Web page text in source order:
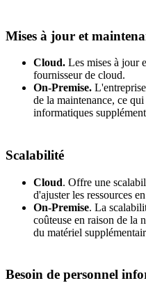
Mises à jour et
Cloud. Les mises à jour
fournisseur de cloud.
On-Premise.
de la maintenance, ce
informatiques
Scalabilité
Cloud. Offre une
d'ajuster les ressources
On-Premise. La
coûteuse en raison de la
du matériel
Besoin de personnel